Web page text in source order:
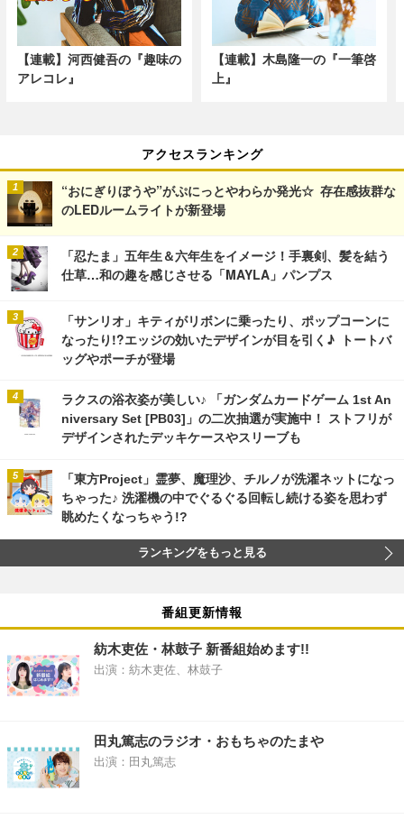
【連載】河西健吾の『趣味の
アレコレ』
【連載】木島隆一の『一筆啓
上』
アクセスランキング
“おにぎりぼうや”がぷにっとやわらか発光☆ 存在感抜群な
のLEDルームライトが新登場
「忍たま」五年生＆六年生をイメージ！手裏剣、髪を結う
仕草…和の趣を感じさせる「MAYLA」パンプス
「サンリオ」キティがリボンに乗ったり、ポップコーンに
なったり!?エッジの効いたデザインが目を引く♪ トートバ
ッグやポーチが登場
ラクスの浴衣姿が美しい♪ 「ガンダムカードゲーム 1st An
niversary Set [PB03]」の二次抽選が実施中！ ストフリが
デザインされたデッキケースやスリーブも
「東方Project」霊夢、魔理沙、チルノが洗濯ネットになっ
ちゃった♪ 洗濯機の中でぐるぐる回転し続ける姿を思わず
眺めたくなっちゃう!?
ランキングをもっと見る
番組更新情報
紡木吏佐・林鼓子 新番組始めます!!
出演：紡木吏佐、林鼓子
田丸篤志のラジオ・おもちゃのたまや
出演：田丸篤志